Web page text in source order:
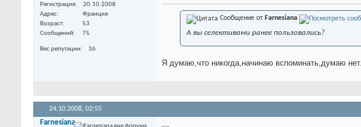
Регистрация
20.10.2008
Адрес
Франция
Возраст
53
Сообщений
75
Вес репутации 36
Сообщение от Farnesiana
А вы селективами ранее пользовались?
Я думаю,что никогда,начинаю вспоминать,думаю нет.
24.10.2008, 02:55
Farnesiana